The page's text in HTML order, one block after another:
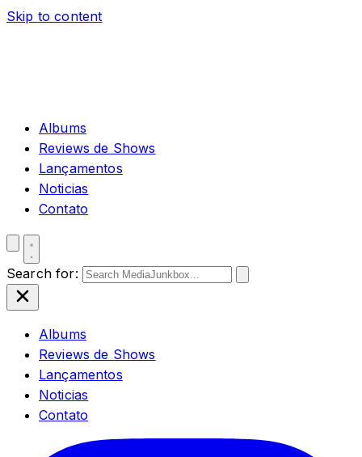
Skip to content
Albums
Reviews de Shows
Lançamentos
Noticias
Contato
Search for:
Albums
Reviews de Shows
Lançamentos
Noticias
Contato